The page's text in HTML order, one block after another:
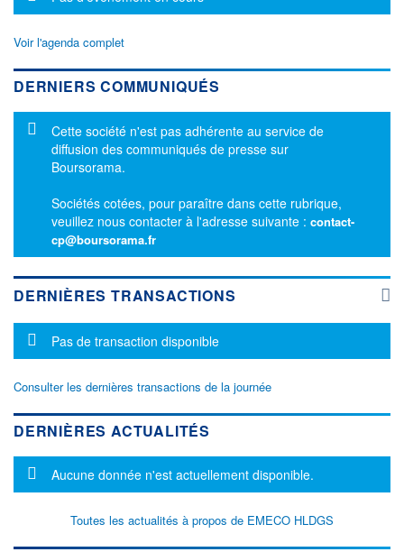
Voir l'agenda complet
DERNIERS COMMUNIQUÉS
Message d'information
Cette société n'est pas adhérente au service de
diffusion des communiqués de presse sur
Boursorama.
Sociétés cotées, pour paraître dans cette rubrique,
veuillez nous contacter à l'adresse suivante : contact-
cp@boursorama.fr
DERNIÈRES TRANSACTIONS
Message d'information
Pas de transaction disponible
Consulter les dernières transactions de la journée
DERNIÈRES ACTUALITÉS
Message d'information
Aucune donnée n'est actuellement disponible.
Toutes les actualités à propos de EMECO HLDGS